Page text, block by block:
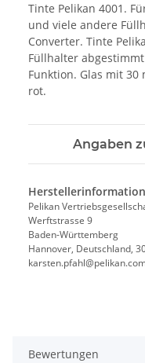
Tinte Pelikan 4001.
und viele andere
Converter. Tinte
Füllhalter
Funktion. Glas mit
rot.
Angaben
Pelikan
Werftstrasse 9
Baden-Württemberg
Hannover, Deutschland,
Bewertungen